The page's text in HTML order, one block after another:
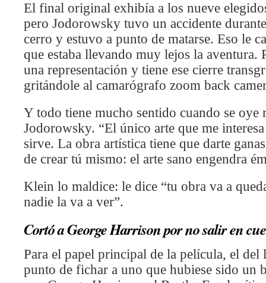
El final original exhibía a los nueve
pero Jodorowsky tuvo un accidente
cerro y estuvo a punto de matarse. Eso le
que estaba llevando muy lejos la aventura.
una representación y tiene ese cierre
gritándole al camarógrafo zoom back
Y todo tiene mucho sentido cuando se
Jodorowsky. “El único arte que me
sirve. La obra artística tiene que darte
de crear tú mismo: el arte sano engendra
Klein lo maldice: le dice “tu obra va a
nadie la va a ver”.
Cortó a George Harrison por no salir en
Para el papel principal de la película, el
punto de fichar a uno que hubiese sido un